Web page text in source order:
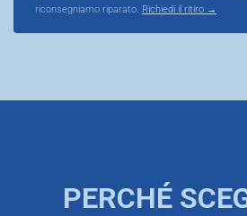
riconsegniamo riparato. Richiedi il ritiro →
PERCHÉ